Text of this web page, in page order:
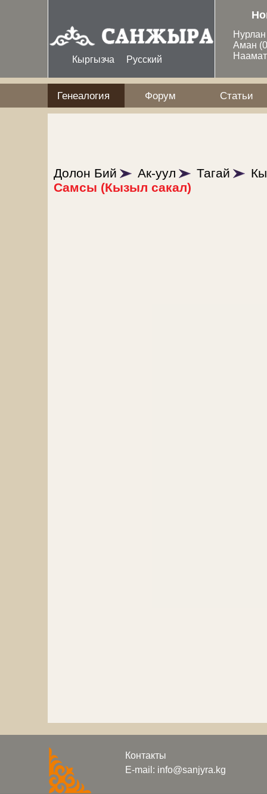
Кыргызча Русский
Аман
Генеалогия Форум Статьи
Долон Бий Ак-уул Тагай
Самсы (Кызыл сакал)
Контакты
E-mail: info@sanjyra.kg